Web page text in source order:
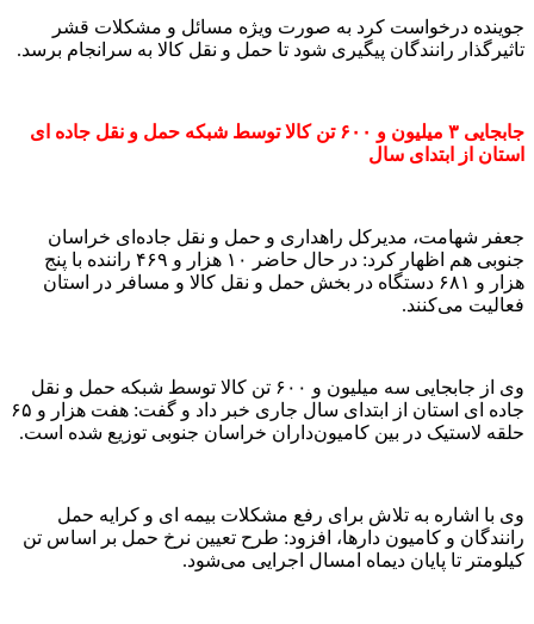
جوینده درخواست کرد به صورت ویژه مسائل و مشکلات قشر
تاثیرگذار رانندگان پیگیری شود تا حمل و نقل کالا به سرانجام برسد.
جابجایی ۳ میلیون و ۶۰۰ تن کالا توسط شبکه حمل و نقل جاده ای
استان از ابتدای سال
جعفر شهامت، مدیرکل راهداری و حمل و نقل جاده‌ای خراسان
جنوبی هم اظهار کرد: در حال حاضر ۱۰ هزار و ۴۶۹ راننده با پنج
هزار و ۶۸۱ دستگاه در بخش حمل و نقل کالا و مسافر در استان
فعالیت می‌کنند.
وی از جابجایی سه میلیون و ۶۰۰ تن کالا توسط شبکه حمل و نقل
جاده ای استان از ابتدای سال جاری خبر داد و گفت: هفت ‌هزار و ۶۵
حلقه لاستیک در بین کامیون‌داران خراسان جنوبی توزیع شده است.
وی با اشاره به تلاش برای رفع مشکلات بیمه ای و کرایه حمل
رانندگان و کامیون دارها، افزود: طرح تعیین نرخ حمل بر اساس تن
کیلومتر تا پایان دیماه امسال اجرایی می‌شود.